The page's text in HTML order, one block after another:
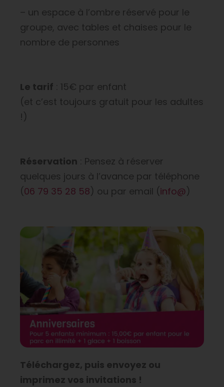
– un espace à l’ombre réservé pour le
groupe, avec tables et chaises pour le
nombre de personnes
Le tarif : 15€ par enfant
(et c’est toujours gratuit pour les adultes
!)
Réservation : Pensez à réserver
quelques jours à l’avance par téléphone
(06 79 35 28 58) ou par email (info@)
Téléchargez, puis envoyez ou
imprimez vos invitations !